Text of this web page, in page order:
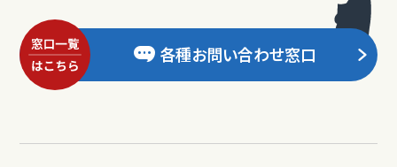
各種お問い合わせ窓口